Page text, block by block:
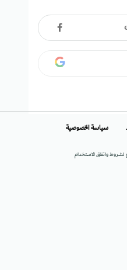
واتفاق الاستخدام
سياسة الخصوصية